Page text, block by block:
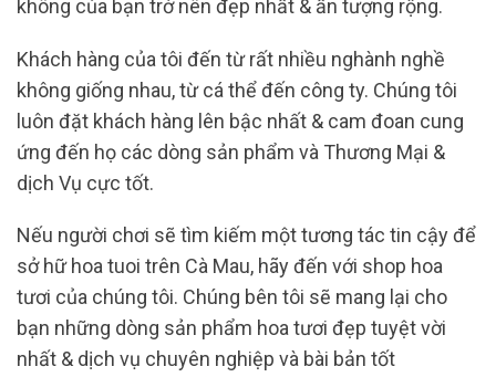
không của bạn trở nên đẹp nhất & ấn tượng rộng.
Khách hàng của tôi đến từ rất nhiều nghành nghề
không giống nhau, từ cá thể đến công ty. Chúng tôi
luôn đặt khách hàng lên bậc nhất & cam đoan cung
ứng đến họ các dòng sản phẩm và Thương Mại &
dịch Vụ cực tốt.
Nếu người chơi sẽ tìm kiếm một tương tác tin cậy để
sở hữ hoa tuoi trên Cà Mau, hãy đến với shop hoa
tươi của chúng tôi. Chúng bên tôi sẽ mang lại cho
bạn những dòng sản phẩm hoa tươi đẹp tuyệt vời
nhất & dịch vụ chuyên nghiệp và bài bản tốt